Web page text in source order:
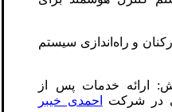
و راه‌اندازی سیستم
ارائه خدمات پس از
در شرکت
احمدی خیبر